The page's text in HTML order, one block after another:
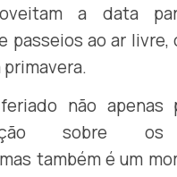
a data
passeios ao ar livre,
não apenas
sobre
também é um